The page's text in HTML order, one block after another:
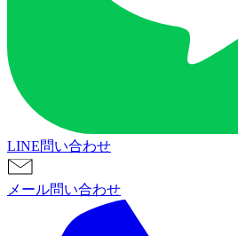
LINE問い合わせ
メール問い合わせ